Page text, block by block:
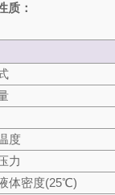
质：
度
力
体密度(25℃)